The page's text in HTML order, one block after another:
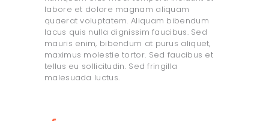
labore et dolore magnam aliquam
quaerat voluptatem. Aliquam bibendum
lacus quis nulla dignissim faucibus. Sed
mauris enim, bibendum at purus aliquet,
maximus molestie tortor. Sed faucibus et
tellus eu sollicitudin. Sed fringilla
malesuada luctus.